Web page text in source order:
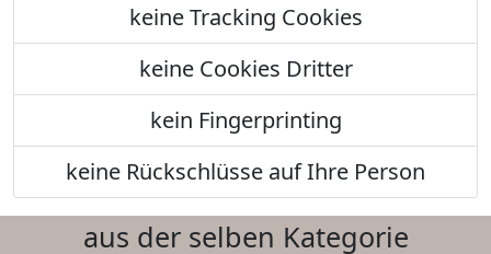
keine Tracking Cookies
keine Cookies Dritter
kein Fingerprinting
keine Rückschlüsse auf Ihre Person
aus der selben Kategorie